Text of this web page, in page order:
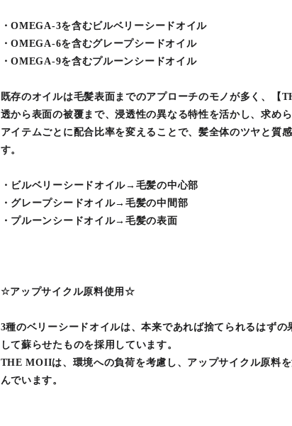
・OMEGA-3を含むビルベリーシードオイル
・OMEGA-6を含むグレープシードオイル
・OMEGA-9を含むプルーンシードオイル
既存のオイルは毛髪表面までのアプローチのモノが多く、【
透から表面の被覆まで、浸透性の異なる特性を活かし、求め
アイテムごとに配合比率を変えることで、髪全体のツヤと質
す。
・ビルベリーシードオイル→毛髪の中心部
・グレープシードオイル→毛髪の中間部
・プルーンシードオイル→毛髪の表面
☆アップサイクル原料使用☆
3種のベリーシードオイルは、本来であれば捨てられるはずの
して蘇らせたものを採用しています。
THE MOIIは、環境への負荷を考慮し、アップサイクル原料
んでいます。